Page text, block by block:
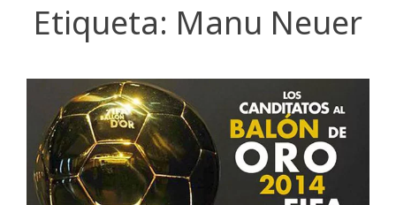
Etiqueta: Manu Neuer